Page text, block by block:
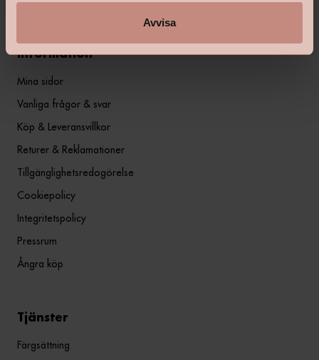
Avvisa
Information
Mina sidor
Vanliga frågor & svar
Köp & Leveransvillkor
Returer & Reklamationer
Tillgänglighetsredogörelse
Cookiepolicy
Integritetspolicy
Pressrum
Ångra köp
Tjänster
Färgsättning